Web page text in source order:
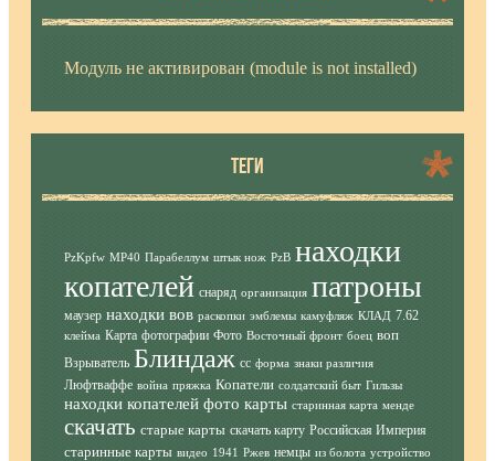
Модуль не активирован (module is not installed)
ТЕГИ
PzKpfw MP40 Парабеллум штык нож PzB находки
копателей снаряд организация патроны
маузер находки вов раскопки эмблемы камуфляж КЛАД 7.62
клейма Карта фотографии Фото Восточный фронт боец воп
Взрыватель Блиндаж сс форма знаки различия
Люфтваффе война пряжка Копатели солдатский быт Гильзы
находки копателей фото карты старинная карта менде
скачать старые карты скачать карту Российская Империя
старинные карты видео 1941 Ржев немцы из болота устройство